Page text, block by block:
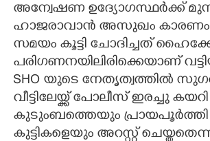
അന്വേഷണ ഉദ്യോഗസ്ഥര്‍ക്ക്
ഹാജരാവാന്‍ അസുഖം
സമയം കൂട്ടി ചോദിച്ചത്
പരിഗണനയിലിരിക്കെയാണ്
SHO യുടെ നേതൃത്വത്തില്‍
വീട്ടിലേയ്ക്ക് പോലീസ് ഇരച്ചു
കുടുംബത്തെയും
കുട്ടികളെയും അറസ്റ്റ്